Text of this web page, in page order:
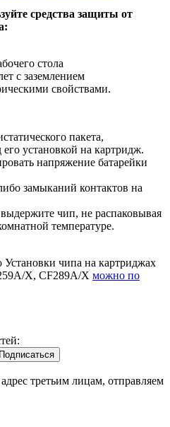
средства защиты от
стола
с заземлением
свойствами.
пакета,
установкой на картридж.
напряжение батарейки
замыканий контактов на
чип, не распаковывая
температуре.
чипа на картриджах
X, CF289A/X можно по
третьим лицам, отправляем